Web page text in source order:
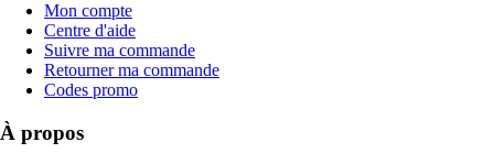
Mon compte
Centre d'aide
Suivre ma commande
Retourner ma commande
Codes promo
À propos